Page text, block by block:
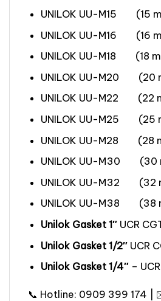
UNILOK UU-M15 (15
UNILOK UU-M16 (16
UNILOK UU-M18 (18
UNILOK UU-M20 (20
UNILOK UU-M22 (22
UNILOK UU-M25 (25
UNILOK UU-M28 (28
UNILOK UU-M30 (30
UNILOK UU-M32 (32
UNILOK UU-M38 (38
Unilok Gasket 1″ UCR
Unilok Gasket 1/2″UCR
Unilok Gasket 1/4″–
📞 Hotline: 0909 399 174 |